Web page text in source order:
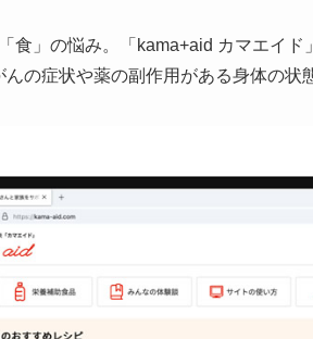
食」の悩み。「kama+aid カマエイ
の症状や薬の副作用がある身体の状